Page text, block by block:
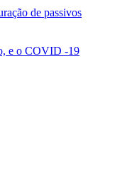
e o COVID -19